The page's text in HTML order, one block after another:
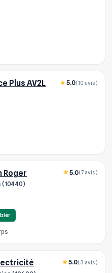
Plus AV2L 5.0(10 avis)
Roger
(10440)
5.0(7 avis)
5.0(3 avis)